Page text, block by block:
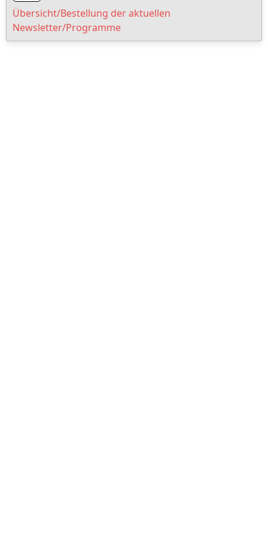
Übersicht/Bestellung der aktuellen
Newsletter/Programme